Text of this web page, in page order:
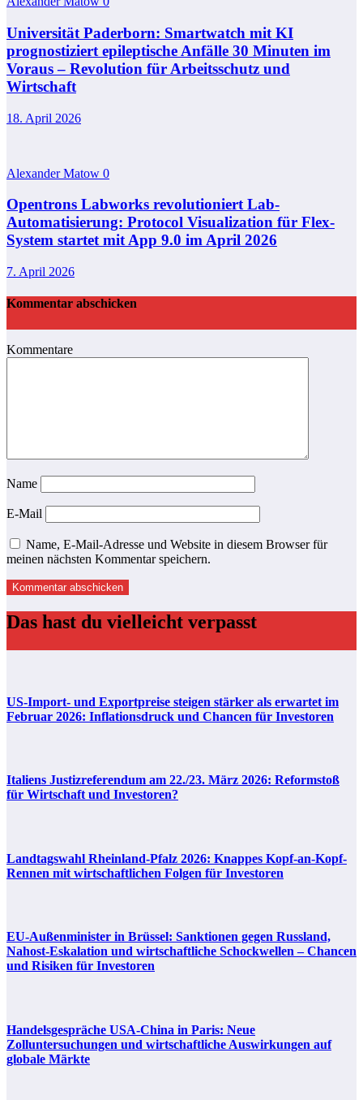
Universität Paderborn: Smartwatch mit KI
prognostiziert epileptische Anfälle 30 Minuten im
Voraus – Revolution für Arbeitsschutz und
Wirtschaft
18. April 2026
Alexander Matow 0
Opentrons Labworks revolutioniert Lab-
Automatisierung: Protocol Visualization für Flex-
System startet mit App 9.0 im April 2026
7. April 2026
Kommentar abschicken
Kommentare
Name
E-Mail
Name, E-Mail-Adresse und Website in diesem Browser für
meinen nächsten Kommentar speichern.
Das hast du vielleicht verpasst
US-Import- und Exportpreise steigen stärker als erwartet im
Februar 2026: Inflationsdruck und Chancen für Investoren
Italiens Justizreferendum am 22./23. März 2026: Reformstoß
für Wirtschaft und Investoren?
Landtagswahl Rheinland-Pfalz 2026: Knappes Kopf-an-Kopf-
Rennen mit wirtschaftlichen Folgen für Investoren
EU-Außenminister in Brüssel: Sanktionen gegen Russland,
Nahost-Eskalation und wirtschaftliche Schockwellen – Chancen
und Risiken für Investoren
Handelsgespräche USA-China in Paris: Neue
Zolluntersuchungen und wirtschaftliche Auswirkungen auf
globale Märkte